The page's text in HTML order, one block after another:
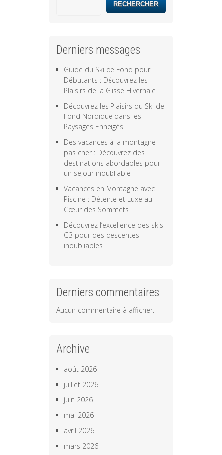
RECHERCHER
Derniers messages
Guide du Ski de Fond pour
Débutants : Découvrez les
Plaisirs de la Glisse Hivernale
Découvrez les Plaisirs du Ski de
Fond Nordique dans les
Paysages Enneigés
Des vacances à la montagne
pas cher : Découvrez des
destinations abordables pour
un séjour inoubliable
Vacances en Montagne avec
Piscine : Détente et Luxe au
Cœur des Sommets
Découvrez l’excellence des skis
G3 pour des descentes
inoubliables
Derniers commentaires
Aucun commentaire à afficher.
Archive
août 2026
juillet 2026
juin 2026
mai 2026
avril 2026
mars 2026